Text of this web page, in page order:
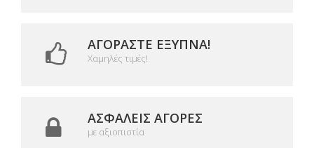
ΑΓΟΡΆΣΤΕ ΈΞΥΠΝΑ!
Χαμηλές τιμές!
ΑΣΦΑΛΕΊΣ ΑΓΟΡΈΣ
με αξιοπιστία